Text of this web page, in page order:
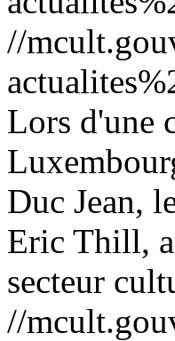
//
Lors d'une
Duc Jean,
Eric Thill,
secteur
//